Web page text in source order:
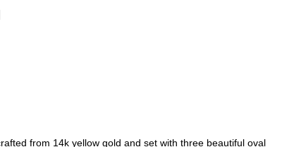
from 14k yellow gold and set with three beautiful oval